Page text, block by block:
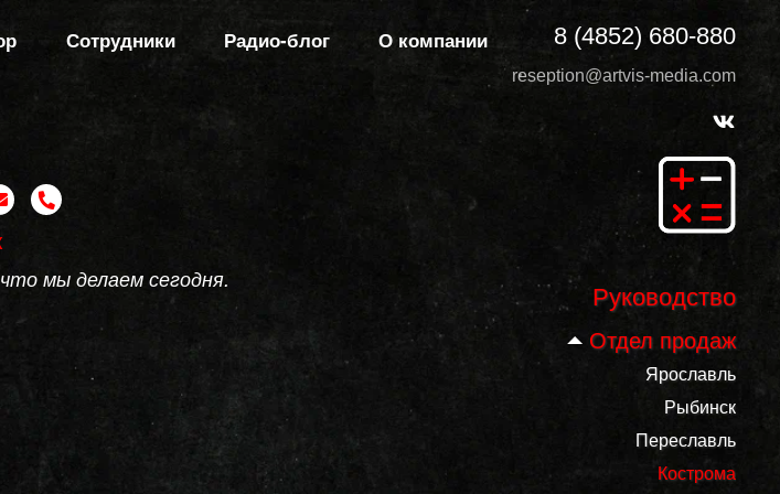
Сотрудники Радио-блог О компании
мы делаем сегодня.
8 (4852) 680-880
reseption@artvis-media.com
Руководство
Отдел продаж
Ярославль
Рыбинск
Переславль
Кострома